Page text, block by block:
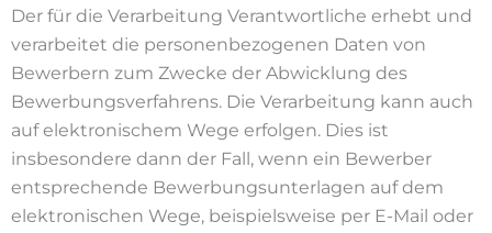
Der für die Verarbeitung Verantwortliche erhebt und
verarbeitet die personenbezogenen Daten von
Bewerbern zum Zwecke der Abwicklung des
Bewerbungsverfahrens. Die Verarbeitung kann auch
auf elektronischem Wege erfolgen. Dies ist
insbesondere dann der Fall, wenn ein Bewerber
entsprechende Bewerbungsunterlagen auf dem
elektronischen Wege, beispielsweise per E-Mail oder